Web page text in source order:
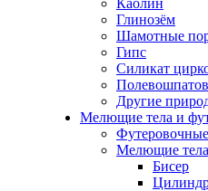
Каолин
Глинозём
Шамотные
Гипс
Силикат
Другие
Мелющие тела и
Мелющие тела
Бисер